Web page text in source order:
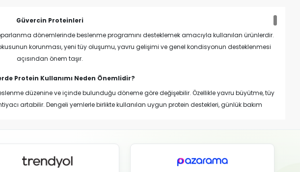
Güvercin Proteinleri
dönemlerinde beslenme programını desteklemek amacıyla kullanılan ürünlerdir.
korunması, yeni tüy oluşumu, yavru gelişimi ve genel kondisyonun desteklenmesi
açısından önem taşır.
Protein Kullanımı Neden Önemlidir?
düzenine ve içinde bulunduğu döneme göre değişebilir. Özellikle yavru büyütme, tüy
artabilir. Dengeli yemlerle birlikte kullanılan uygun protein destekleri, günlük bakım
ve gereksiz şekilde birden fazla protein ürününün aynı anda verilmemesi önemlidir.
ve Aminoasit Arasındaki İlişki